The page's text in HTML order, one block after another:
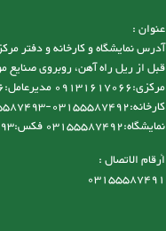
عنوان :
قبل از ریل راه آهن، روبروی صنایع
نمایشگاه:03155587492 فکس:03155587493
أرقام الاتصال :
03155587491